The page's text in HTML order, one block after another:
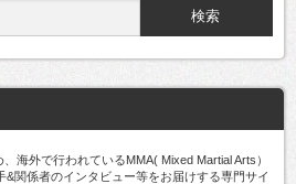
海外で行われているMMA( Mixed Martial Arts）
関係者のインタビュー等をお届けする専門サイ